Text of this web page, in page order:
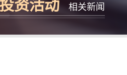
相关新闻